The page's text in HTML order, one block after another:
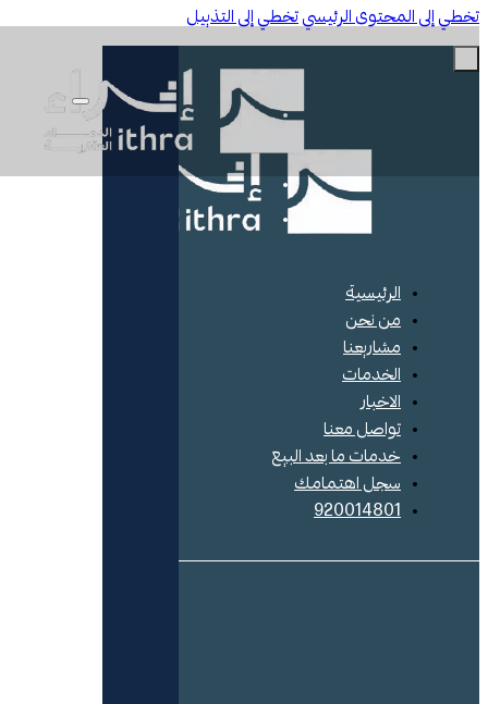
إلى المحتوى الرئيسيتخطي إلى التذييل
الرئيسية
من نحن
مشاريعنا
الخدمات
الاخبار
تواصل معنا
خدمات ما بعد البيع
سجل اهتمامك
920014801